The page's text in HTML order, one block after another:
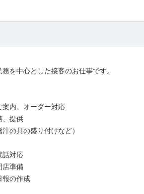
職も歓迎します。
。
ちしています。
を中心とした接客のお仕事です。
案内、オーダー対応
、提供
の具の盛り付けなど）
話対応
店準備
報の作成